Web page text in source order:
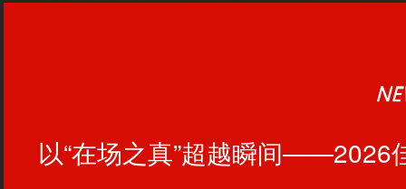
以“在场之真”超越瞬间——2026